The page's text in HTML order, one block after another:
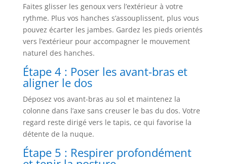
Faites glisser les genoux vers l’extérieur à votre
rythme. Plus vos hanches s’assouplissent, plus vous
pouvez écarter les jambes. Gardez les pieds orientés
vers l’extérieur pour accompagner le mouvement
naturel des hanches.
Étape 4 : Poser les avant-bras et
aligner le dos
Déposez vos avant-bras au sol et maintenez la
colonne dans l’axe sans creuser le bas du dos. Votre
regard reste dirigé vers le tapis, ce qui favorise la
détente de la nuque.
Étape 5 : Respirer profondément